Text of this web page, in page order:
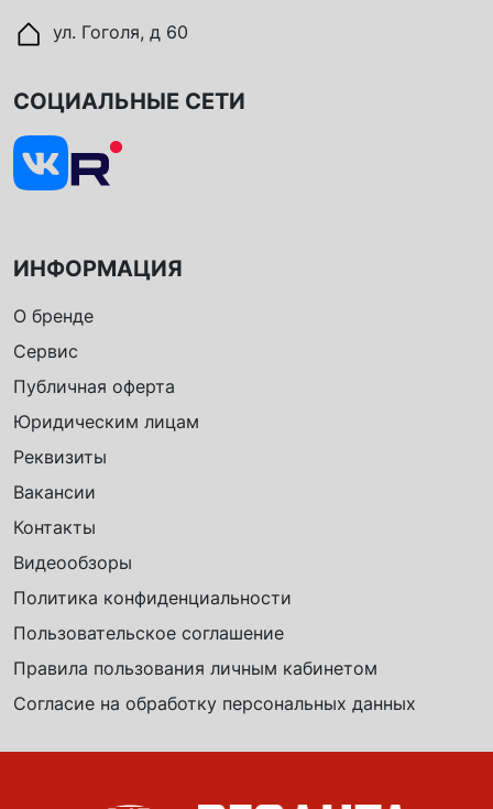
ул. Гоголя, д 60
ИНФОРМАЦИЯ
О бренде
Сервис
Публичная оферта
Юридическим лицам
Реквизиты
Вакансии
Контакты
Видеообзоры
Политика конфиденциальности
Пользовательское соглашение
Правила пользования личным кабинетом
Согласие на обработку персональных данных
СОЦИАЛЬНЫЕ СЕТИ